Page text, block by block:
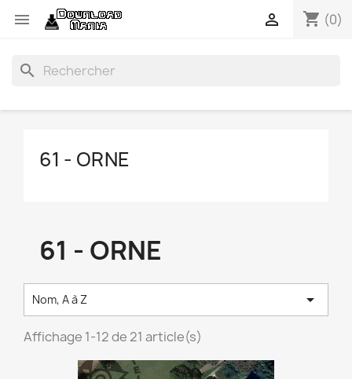
 shopping_cart (0)

search
61 - ORNE
61 - ORNE
Nom, A à Z 
Affichage 1-12 de 21 article(s)